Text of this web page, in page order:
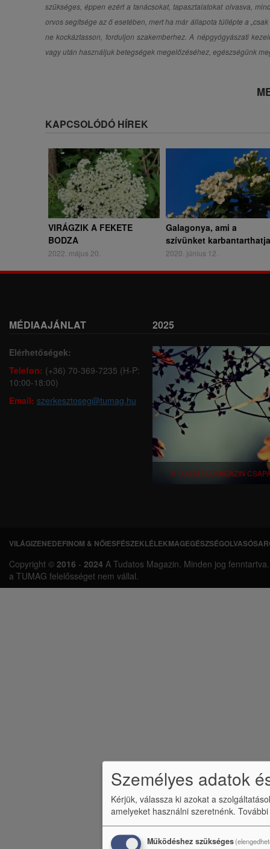
szükséges, éppen ezért a tanácsokat, tapasztalatokat olvasva,
orvos segítsége az ő esetében, mert ha már állapota túllépte a
ne kockáztasson, forduljon szakemberhez. A népgyógyászati
vagy után használjuk betegségek megelőzéséhez, egészségünk
KAPCSOLÓDÓ HÍREK
VIRÁGZIK A FEKETE
BODZA
2022. május 20.
Galagonya, ami a
szívünket karbantarthatja
2020. június 12.
MÉDIAAJÁNLAT
Elérhetőségek:
Telefon: (+36) 70-369-7235 (H-P:
10:00-18:00)
Email: szerkesztoseg@tumag.hu
2025
A TUDATOS MAGAZIN
L
á
VILÁGIZENEDEFINOM & NŐIESFÉSZEKLÉLEKMAGEGÉSZSÉG
Copyright © 2016 - 2024 A Tudatos Magazin. Minden jog
a TUMAG felelősséget nem vállal.
Személyes adatok
Kérjük, válassza ki azokat a
amelyeket használni szeretnénk.
Működéshez szükséges